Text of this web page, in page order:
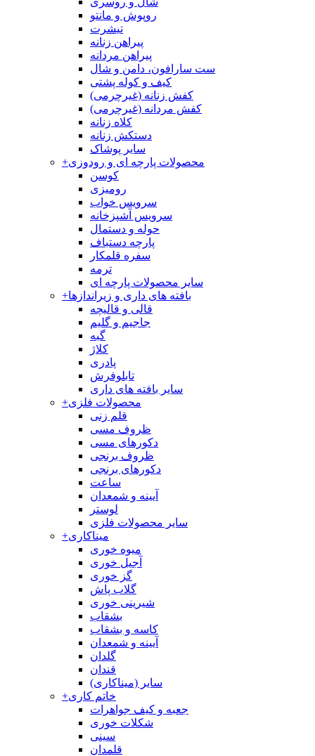
روپوش و مانتو
تیشرت
پیراهن زنانه
پیراهن مردانه
ست سارافون، دامن و شال
کیف و کوله پشتی
کفش زنانه (غیرچرمی)
کفش مردانه (غیرچرمی)
کلاه زنانه
دستکش زنانه
سایر پوشاک
+محصولات پارچه ای و رودوزی
کوسن
رومیزی
سرویس خواب
سرویس آشپزخانه
حوله و دستمال
پارچه دستباف
سفره قلمکار
ترمه
سایر محصولات پارچه ای
+بافته های داری و زیراندازها
قالی و قالیچه
جاجیم و گلیم
گبه
کلاژ
پادری
تابلوفرش
سایر بافته های داری
+محصولات فلزی
قلم زنی
ظروف مسی
دکورهای مسی
ظروف برنجی
دکورهای برنجی
ساعت
آیینه و شمعدان
لوستر
سایر محصولات فلزی
+میناکاری
میوه خوری
آجیل خوری
گز خوری
گلاب پاش
شیرینی خوری
بشقاب
کاسه و بشقاب
آیینه و شمعدان
گلدان
قندان
سایر (میناکاری)
+خاتم کاری
جعبه و کیف جواهرات
شکلات خوری
سینی
قلمدان